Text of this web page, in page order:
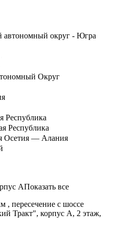
округ - Югра
Округ
Республика
Республика
Осетия — Алания
АПоказать все
пересечение с шоссе
Тракт", корпус А, 2 этаж,